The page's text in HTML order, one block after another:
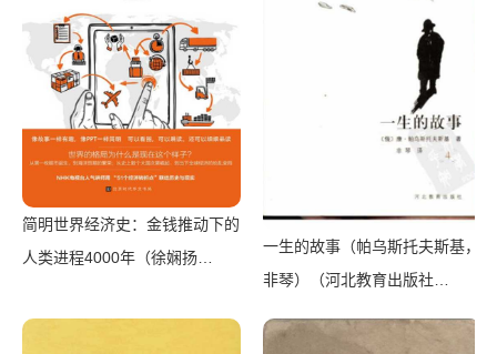
出版社 2013）
简明世界经济史：金钱推动下的
人类进程4000年（徐娴扬
文书局 2019）
一生的故事（帕乌斯托夫斯基，
非琴）（河北教育出版社